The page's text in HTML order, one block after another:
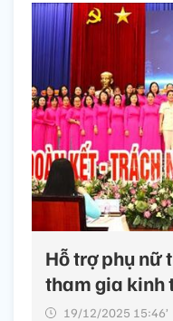
Hỗ trợ phụ nữ
tham gia kinh
19/12/2025 15:46’